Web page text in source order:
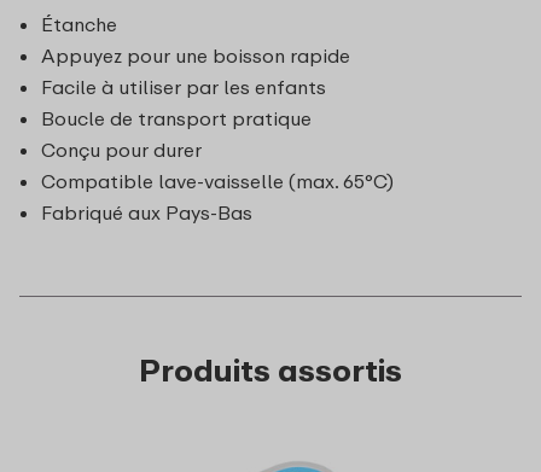
Étanche
Appuyez pour une boisson rapide
Facile à utiliser par les enfants
Boucle de transport pratique
Conçu pour durer
Compatible lave-vaisselle (max. 65°C)
Fabriqué aux Pays-Bas
Produits assortis